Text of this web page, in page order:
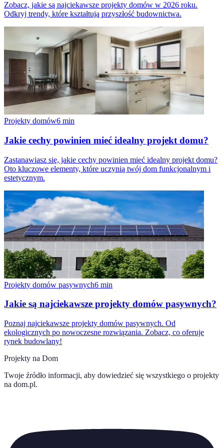
Zobacz, jakie są najciekawsze projekty domów w 2026 roku.
Odkryj trendy, które kształtują przyszłość budownictwa.
Projekty domów6 min
Jakie cechy powinien mieć idealny projekt domu?
Zastanawiasz się, jakie cechy powinien mieć idealny projekt domu?
Oto kluczowe elementy, które uczynią twój dom funkcjonalnym i
estetycznym.
Projekty domów pasywnych6 min
Jakie są najciekawsze projekty domów pasywnych?
Poznaj najciekawsze projekty domów pasywnych. Od
ekologicznych po nowoczesne rozwiązania. Zobacz, co oferuje
rynek budowlany!
Projekty na Dom
Twoje źródło informacji, aby dowiedzieć się wszystkiego o projekty
na dom.pl.